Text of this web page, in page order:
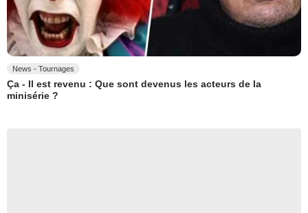
News - Tournages
Ça - Il est revenu : Que sont devenus les acteurs de la
minisérie ?